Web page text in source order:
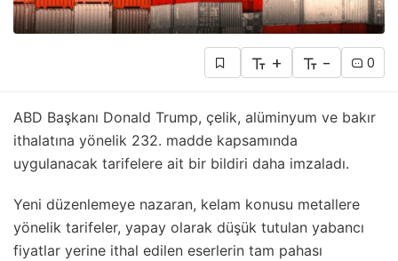
+ - 0
ABD Başkanı Donald Trump, çelik, alüminyum ve bakır
ithalatına yönelik 232. madde kapsamında
uygulanacak tarifelere ait bir bildiri daha imzaladı.
Yeni düzenlemeye nazaran, kelam konusu metallere
yönelik tarifeler, yapay olarak düşük tutulan yabancı
fiyatlar yerine ithal edilen eserlerin tam pahası